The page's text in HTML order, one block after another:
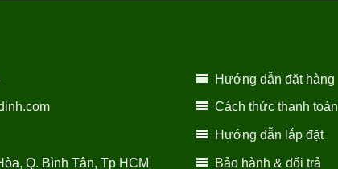
Q. Bình Tân, Tp HCM
Hướng dẫn đặt hàng
Cách thức thanh toán
Hướng dẫn lắp đặt
Bảo hành & đổi trả